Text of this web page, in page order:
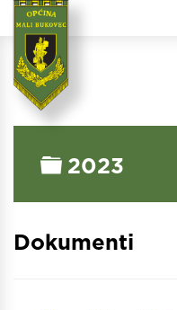
Folder
2023
Dokumenti